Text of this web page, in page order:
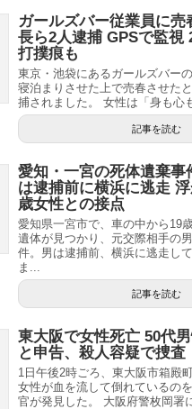
ガールズバー従業員に売
長ら2人逮捕 GPSで監視
打撲痕も
東京・池袋にあるガールズバー
寝泊まりさせた上で売春させた
捕されました。 女性は「身も心
記事を読む
愛知・一宮の死体遺棄事
は逮捕前に横浜に逃走
歳女性との接点
愛知県一宮市で、車の中から19
遺体が見つかり、元交際相手の
件。男は逮捕前、横浜に逃走し
ま...
記事を読む
東大阪で女性死亡 50代男
と申告、殺人容疑で捜査
1日午後2時ごろ、東大阪市箱殿
女性が血を流して倒れているの
官が発見した。 大阪府警枚岡署